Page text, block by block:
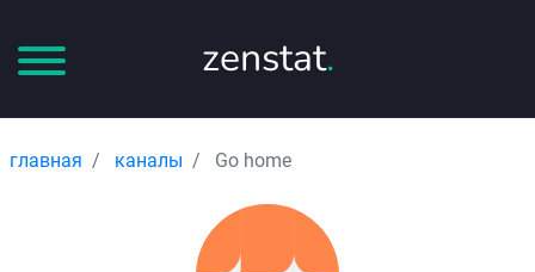
zenstat.
главная каналы Go home